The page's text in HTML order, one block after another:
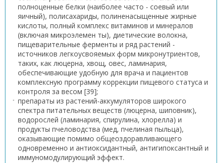
полноценные белки (наиболее часто - соевый или
яичный), полисахариды, полиненасыщенные жирные
кислоты, полный комплекс витаминов и минералов
(включая микроэлемен ты), диетические волокна,
пищеварительные ферменты и ряд растений -
источников легкоусвояемых форм микронутриентов,
таких, как люцерна, хвощ, овес, ламинария,
обеспечивающие удобную для врача и пациентов
комплексную программу коррекции пищевого статуса и
контроля за весом [39];
препараты из растений-аккумуляторов широкого
спектра питательных веществ (люцерна, шиповник),
водорослей (ламинария, спирулина, хлорелла) и
продукты пчеловодства (мед, пчелиная пыльца),
оказывающие помимо общеоздоравливающего
одновременно и антиоксидантный, антигипоксантный и
иммуномодулирующий эффект.